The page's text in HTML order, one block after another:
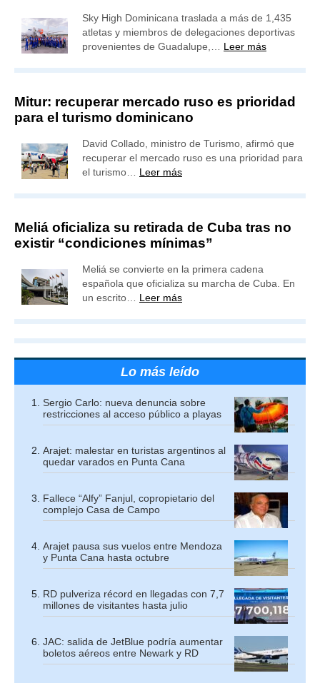
Sky High Dominicana traslada a más de 1,435
atletas y miembros de delegaciones deportivas
provenientes de Guadalupe,… Leer más
Mitur: recuperar mercado ruso es prioridad
para el turismo dominicano
David Collado, ministro de Turismo, afirmó que
recuperar el mercado ruso es una prioridad para
el turismo… Leer más
Meliá oficializa su retirada de Cuba tras no
existir “condiciones mínimas”
Meliá se convierte en la primera cadena
española que oficializa su marcha de Cuba. En
un escrito… Leer más
Lo más leído
Sergio Carlo: nueva denuncia sobre
restricciones al acceso público a playas
Arajet: malestar en turistas argentinos al
quedar varados en Punta Cana
Fallece “Alfy” Fanjul, copropietario del
complejo Casa de Campo
Arajet pausa sus vuelos entre Mendoza
y Punta Cana hasta octubre
RD pulveriza récord en llegadas con 7,7
millones de visitantes hasta julio
JAC: salida de JetBlue podría aumentar
boletos aéreos entre Newark y RD